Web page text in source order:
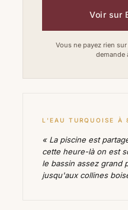
Voir sur
Vous ne payez rien
demande
L'EAU TURQUOISE À
« La piscine est
cette heure-là on est
le bassin assez grand
jusqu'aux collines